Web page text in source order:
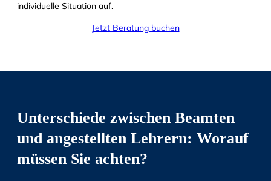
individuelle Situation auf.
Jetzt Beratung buchen
Unterschiede zwischen Beamten
und angestellten Lehrern: Worauf
müssen Sie achten?